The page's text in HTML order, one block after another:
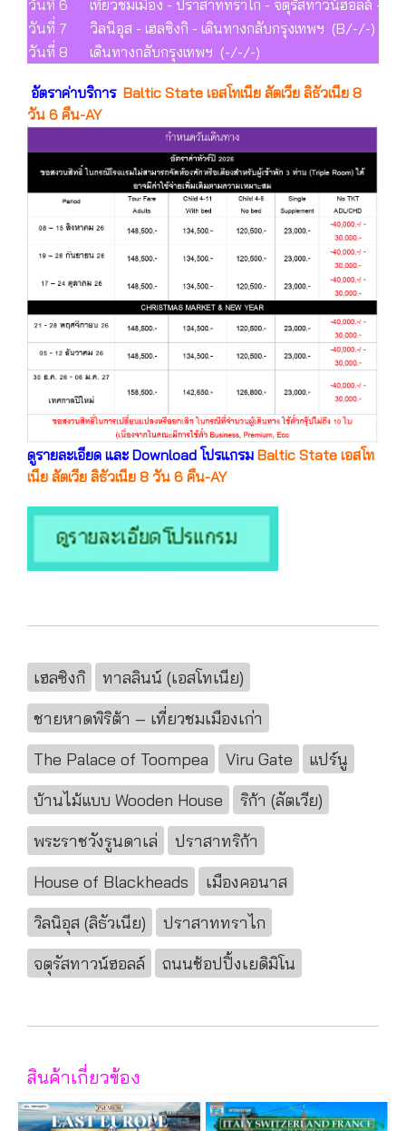
วันที่ 6
เที่ยวชมเมือง - ปราสาททราไก - จตุรัสทาวน์ฮอลล์ -
วันที่ 7
วิลนิอุส - เฮลซิงกิ - เดินทางกลับกรุงเทพฯ (B/-/-)
วันที่ 8
เดินทางกลับกรุงเทพฯ (-/-/-)
อัตราค่าบริการ Baltic State เอสโทเนีย ลัตเวีย ลิธัวเนีย 8
วัน 6 คืน-AY
ดูรายละเอียด และ Download โปรแกรม Baltic State เอสโท
เนีย ลัตเวีย ลิธัวเนีย 8 วัน 6 คืน-AY
เฮลซิงกิ
ทาลลินน์ (เอสโทเนีย)
ชายหาดพิริต้า – เที่ยวชมเมืองเก่า
The Palace of Toompea
Viru Gate
แปร์นู
บ้านไม้แบบ Wooden House
ริก้า (ลัตเวีย)
พระราชวังรูนดาเล่
ปราสาทริก้า
House of Blackheads
เมืองคอนาส
วิลนิอุส (ลิธัวเนีย)
ปราสาททราไก
จตุรัสทาวน์ฮอลล์
ถนนช้อปปิ้งเยดิมิโน
สินค้าเกี่ยวข้อง